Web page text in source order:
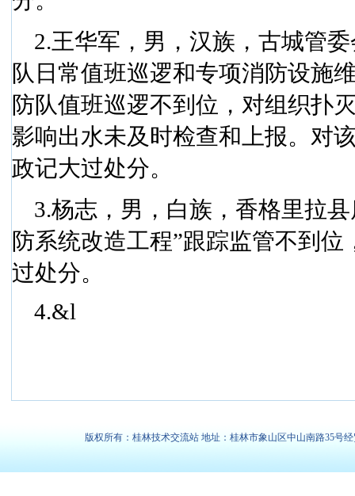
2.王华军，男，汉族，古城管
队日常值班巡逻和专项消防设施
防队值班巡逻不到位，对组织扑
影响出水未及时检查和上报。对
政记大过处分。
3.杨志，男，白族，香格里拉
防系统改造工程”跟踪监管不到
过处分。
4.&l
版权所有：桂林技术交流站 地址：桂林市象山区中山南路35号